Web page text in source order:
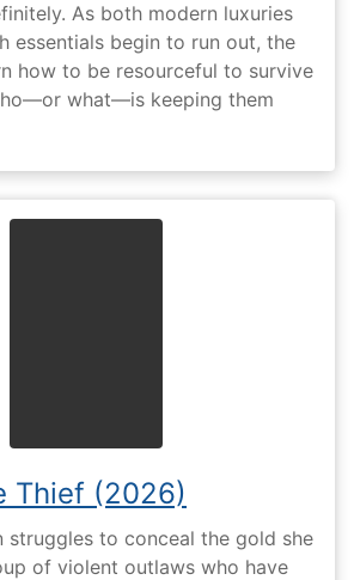
As both modern luxuries
essentials begin to run out, the
how to be resourceful to survive
what—is keeping them
Thief (2026)
struggles to conceal the gold she
of violent outlaws who have